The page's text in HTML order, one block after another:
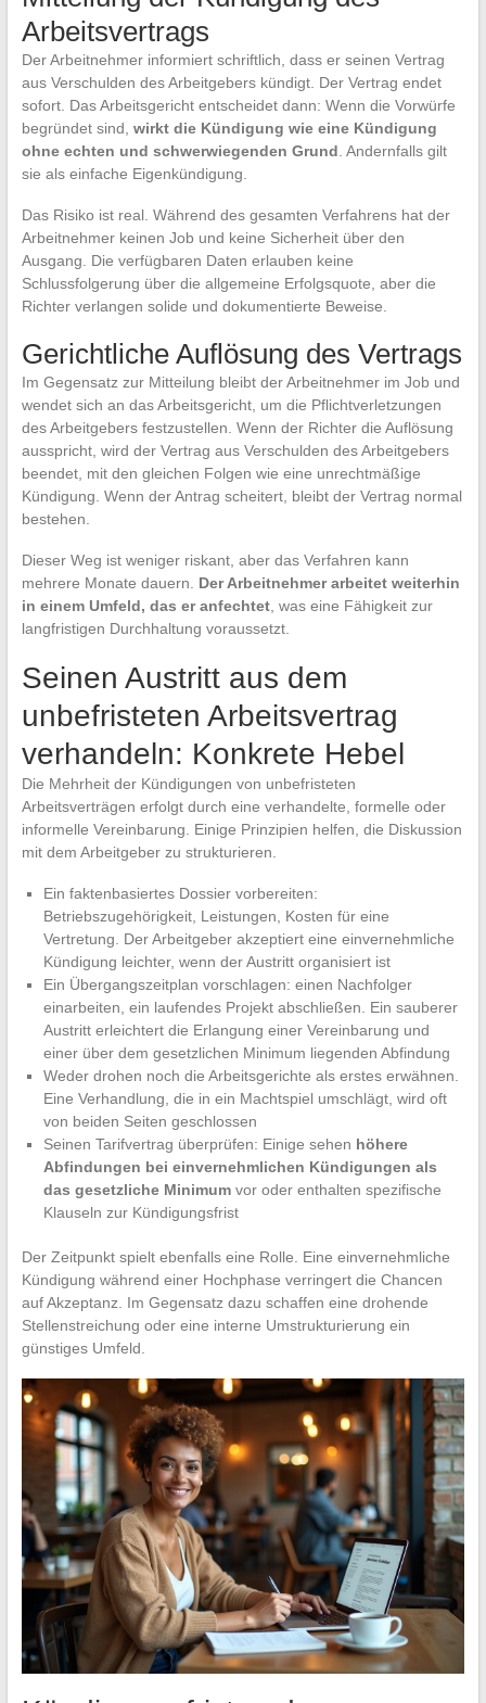
Arbeitsvertrags
Der Arbeitnehmer informiert schriftlich, dass er seinen Vertrag
aus Verschulden des Arbeitgebers kündigt. Der Vertrag endet
sofort. Das Arbeitsgericht entscheidet dann: Wenn die Vorwürfe
begründet sind, wirkt die Kündigung wie eine Kündigung
ohne echten und schwerwiegenden Grund . Andernfalls gilt
sie als einfache Eigenkündigung.
Das Risiko ist real. Während des gesamten Verfahrens hat der
Arbeitnehmer keinen Job und keine Sicherheit über den
Ausgang. Die verfügbaren Daten erlauben keine
Schlussfolgerung über die allgemeine Erfolgsquote, aber die
Richter verlangen solide und dokumentierte Beweise.
Gerichtliche Auflösung des Vertrags
Im Gegensatz zur Mitteilung bleibt der Arbeitnehmer im Job und
wendet sich an das Arbeitsgericht, um die Pflichtverletzungen
des Arbeitgebers festzustellen. Wenn der Richter die Auflösung
ausspricht, wird der Vertrag aus Verschulden des Arbeitgebers
beendet, mit den gleichen Folgen wie eine unrechtmäßige
Kündigung. Wenn der Antrag scheitert, bleibt der Vertrag normal
bestehen.
Dieser Weg ist weniger riskant, aber das Verfahren kann
mehrere Monate dauern. Der Arbeitnehmer arbeitet weiterhin
in einem Umfeld, das er anfechtet, was eine Fähigkeit zur
langfristigen Durchhaltung voraussetzt.
Seinen Austritt aus dem
unbefristeten Arbeitsvertrag
verhandeln: Konkrete Hebel
Die Mehrheit der Kündigungen von unbefristeten
Arbeitsverträgen erfolgt durch eine verhandelte, formelle oder
informelle Vereinbarung. Einige Prinzipien helfen, die Diskussion
mit dem Arbeitgeber zu strukturieren.
Ein faktenbasiertes Dossier vorbereiten:
Betriebszugehörigkeit, Leistungen, Kosten für eine
Vertretung. Der Arbeitgeber akzeptiert eine einvernehmliche
Kündigung leichter, wenn der Austritt organisiert ist
Ein Übergangszeitplan vorschlagen: einen Nachfolger
einarbeiten, ein laufendes Projekt abschließen. Ein sauberer
Austritt erleichtert die Erlangung einer Vereinbarung und
einer über dem gesetzlichen Minimum liegenden Abfindung
Weder drohen noch die Arbeitsgerichte als erstes erwähnen.
Eine Verhandlung, die in ein Machtspiel umschlägt, wird oft
von beiden Seiten geschlossen
Seinen Tarifvertrag überprüfen: Einige sehen höhere
Abfindungen bei einvernehmlichen Kündigungen als
das gesetzliche Minimumvor oder enthalten spezifische
Klauseln zur Kündigungsfrist
Der Zeitpunkt spielt ebenfalls eine Rolle. Eine einvernehmliche
Kündigung während einer Hochphase verringert die Chancen
auf Akzeptanz. Im Gegensatz dazu schaffen eine drohende
Stellenstreichung oder eine interne Umstrukturierung ein
günstiges Umfeld.